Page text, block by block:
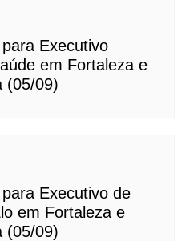
Executivo
em Fortaleza e
(05/09)
Executivo de
em Fortaleza e
(05/09)